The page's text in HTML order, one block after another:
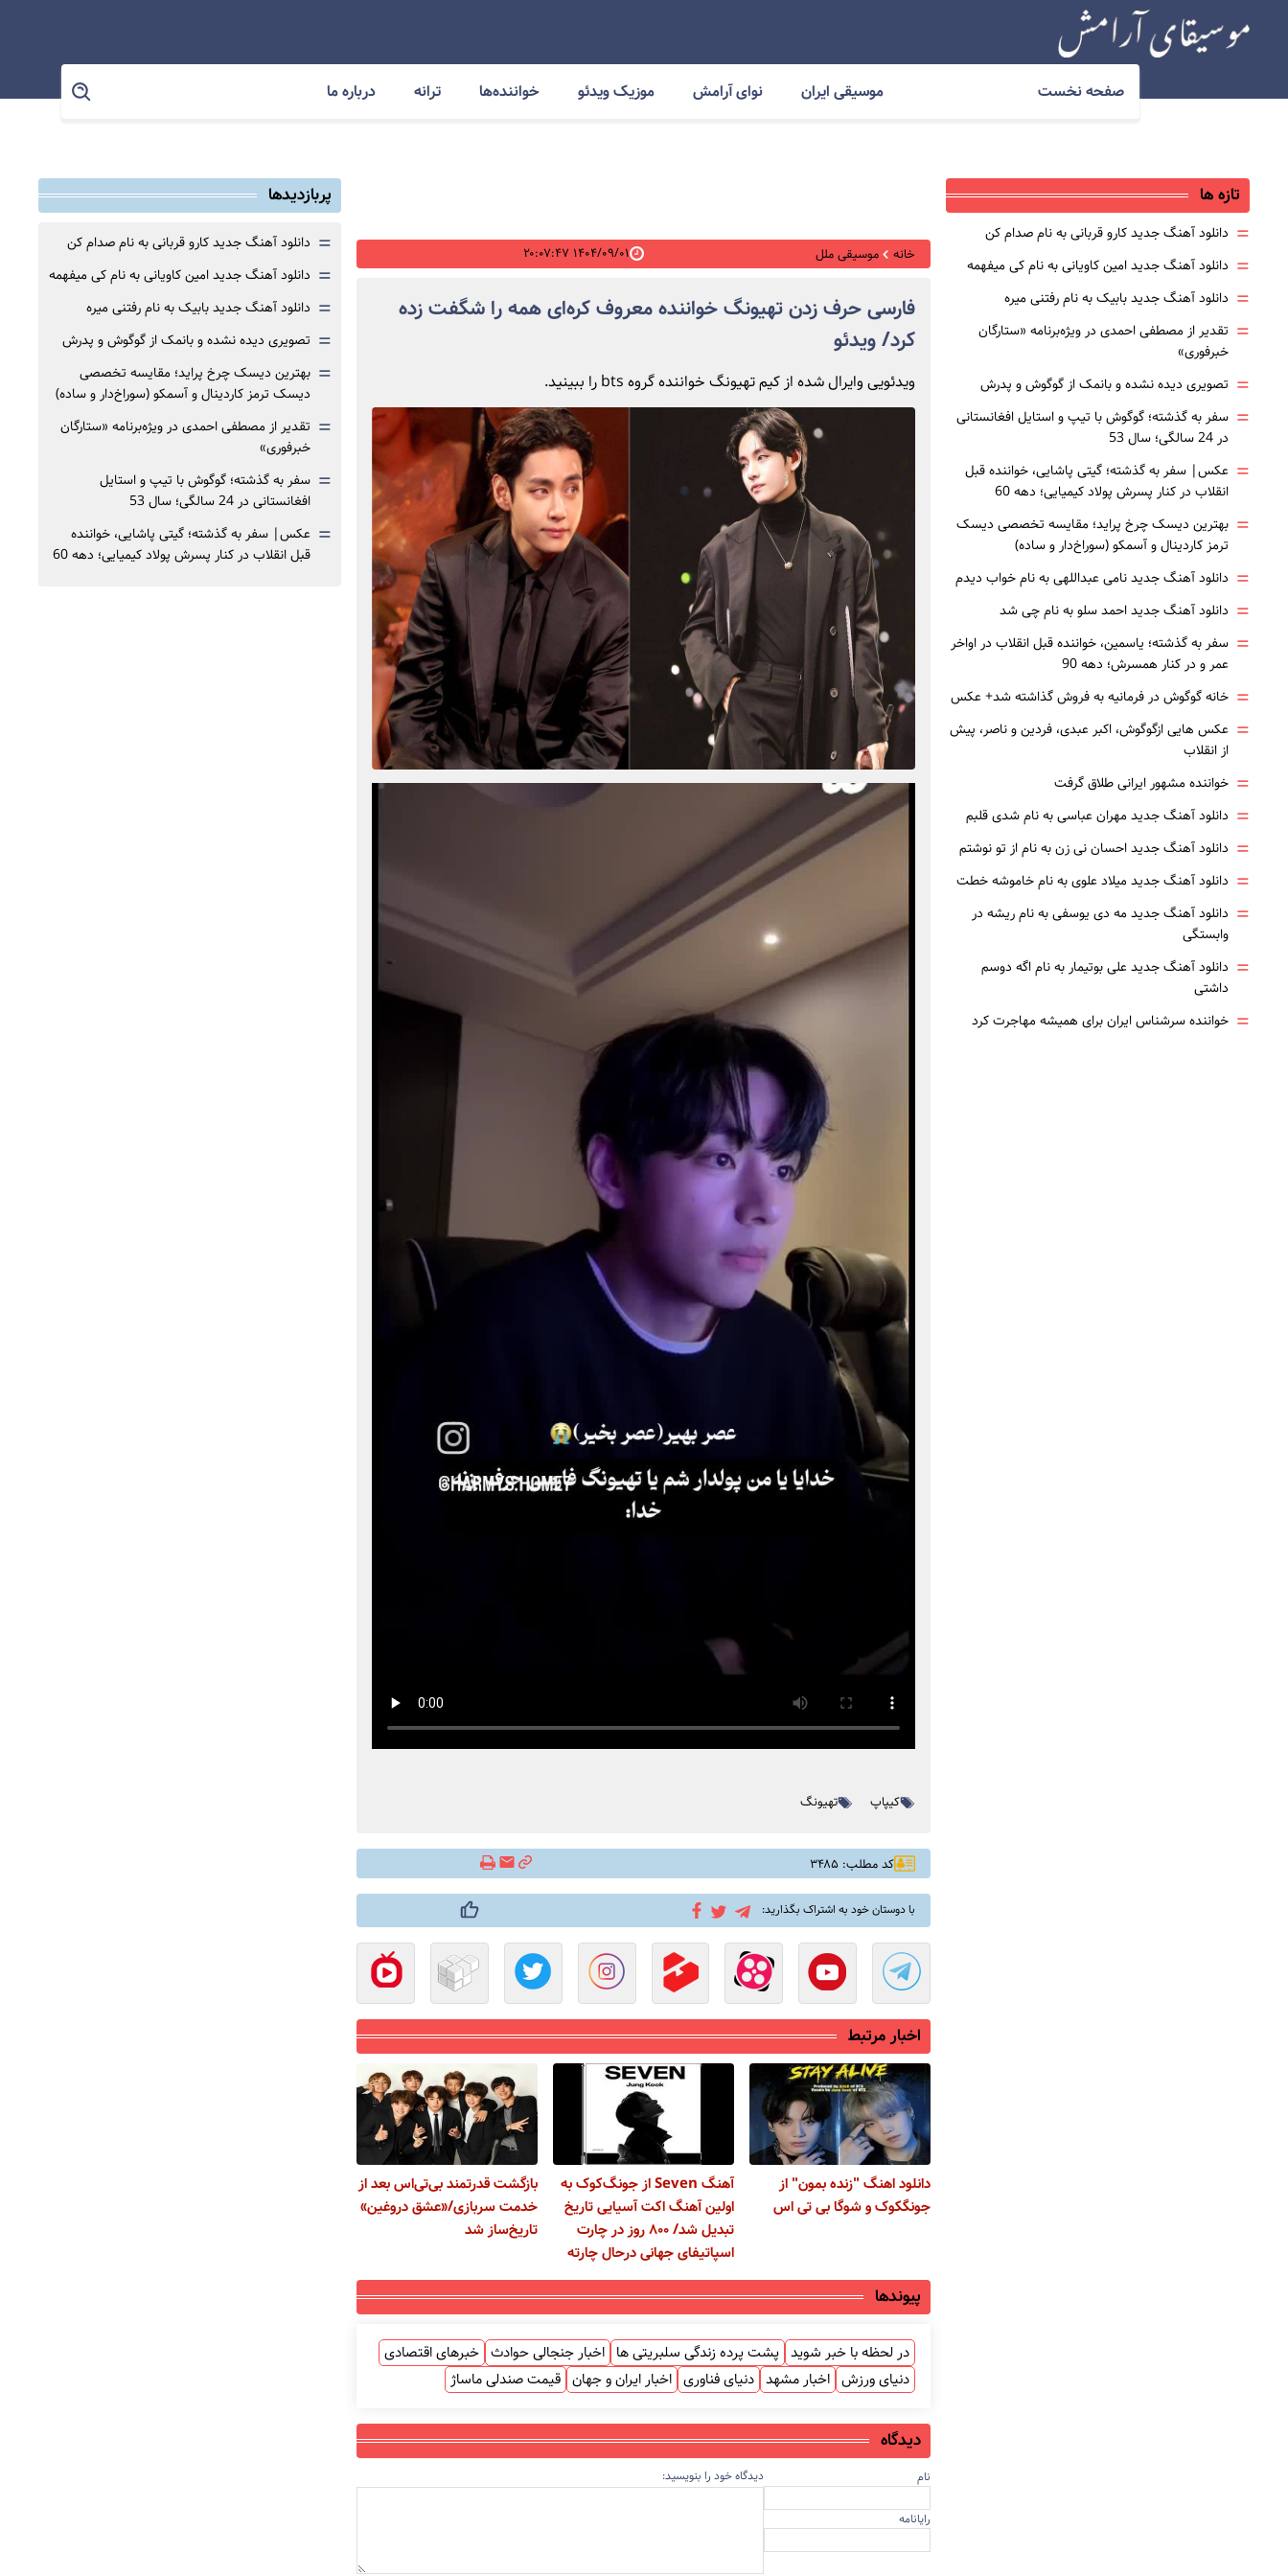
صفحه نخست موسیقی ایران نوای آرامش موزیک ویدئو خواننده‌ها ترانه درباره ما
خانه موسیقی ملل ۱۴۰۴/۰۹/۰۱ ۲۰:۰۷:۴۷
فارسی حرف زدن تهیونگ خواننده معروف کره‌ای همه را شگفت زده
کرد/ ویدئو
ویدئویی وایرال شده از کیم تهیونگ خواننده گروه bts را ببینید.
کیپاپ تهیونگ
کد مطلب: ۳۴۸۵
با دوستان خود به اشتراک بگذارید:
اخبار مرتبط
دانلود اهنگ "زنده بمون" از
جونگکوک و شوگا بی تی اس
آهنگ Seven از جونگ‌کوک به
اولین آهنگ اکت آسیایی تاریخ
تبدیل شد/ ۸۰۰ روز در چارت
اسپاتیفای جهانی درحال چارته
بازگشت قدرتمند بی‌تی‌اس بعد از
خدمت سربازی/«عشق دروغین»
تاریخ‌ساز شد
پیوندها
در لحظه با خبر شوید پشت پرده زندگی سلبریتی ها اخبار جنجالی حوادث خبرهای اقتصادی
دنیای ورزش اخبار مشهد دنیای فناوری اخبار ایران و جهان قیمت صندلی ماساژ
دیدگاه
نام
رایانامه
دیدگاه خود را بنویسید:
تازه ها
= دانلود آهنگ جدید کارو قربانی به نام صدام کن
= دانلود آهنگ جدید امین کاویانی به نام کی میفهمه
= دانلود آهنگ جدید بابیک به نام رفتنی میره
= تقدیر از مصطفی احمدی در ویژه‌برنامه «ستارگان
خبرفوری»
= تصویری دیده نشده و بانمک از گوگوش و پدرش
= سفر به گذشته؛ گوگوش با تیپ و استایل افغانستانی
در 24 سالگی؛ سال 53
= عکس| سفر به گذشته؛ گیتی پاشایی، خواننده قبل
انقلاب در کنار پسرش پولاد کیمیایی؛ دهه 60
= بهترین دیسک چرخ پراید؛ مقایسه تخصصی دیسک
ترمز کاردینال و آسمکو (سوراخ‌دار و ساده)
= دانلود آهنگ جدید نامی عبداللهی به نام خواب دیدم
= دانلود آهنگ جدید احمد سلو به نام چی شد
= سفر به گذشته؛ یاسمین، خواننده قبل انقلاب در اواخر
عمر و در کنار همسرش؛ دهه 90
= خانه گوگوش در فرمانیه به فروش گذاشته شد+ عکس
= عکس هایی ازگوگوش، اکبر عبدی، فردین و ناصر، پیش
از انقلاب
= خواننده مشهور ایرانی طلاق گرفت
= دانلود آهنگ جدید مهران عباسی به نام شدی قلبم
= دانلود آهنگ جدید احسان نی زن به نام از تو نوشتم
= دانلود آهنگ جدید میلاد علوی به نام خاموشه خطت
= دانلود آهنگ جدید مه دی یوسفی به نام ریشه در
وابستگی
= دانلود آهنگ جدید علی بوتیمار به نام اگه دوسم
داشتی
= خواننده سرشناس ایران برای همیشه مهاجرت کرد
پربازدیدها
= دانلود آهنگ جدید کارو قربانی به نام صدام کن
= دانلود آهنگ جدید امین کاویانی به نام کی میفهمه
= دانلود آهنگ جدید بابیک به نام رفتنی میره
= تصویری دیده نشده و بانمک از گوگوش و پدرش
= بهترین دیسک چرخ پراید؛ مقایسه تخصصی
دیسک ترمز کاردینال و آسمکو (سوراخ‌دار و ساده)
= تقدیر از مصطفی احمدی در ویژه‌برنامه «ستارگان
خبرفوری»
= سفر به گذشته؛ گوگوش با تیپ و استایل
افغانستانی در 24 سالگی؛ سال 53
= عکس| سفر به گذشته؛ گیتی پاشایی، خواننده
قبل انقلاب در کنار پسرش پولاد کیمیایی؛ دهه 60